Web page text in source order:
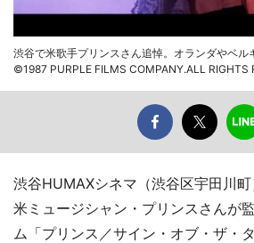
渋谷で米歌手プリンスさん追悼。オランダやベル
©1987 PURPLE FILMS COMPANY.ALL RIGHTS
渋谷HUMAXシネマ（渋谷区宇田川町
米ミュージシャン・プリンスさんが
ム「プリンス／サイン・オブ・ザ・